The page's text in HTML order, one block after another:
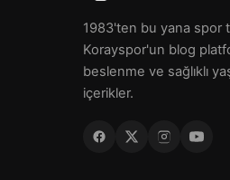
1983'ten bu yana spor
Korayspor'un blog
beslenme ve sağlıklı
içerikler.